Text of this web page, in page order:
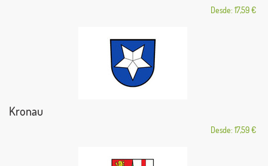
Desde: 17,59 €
Kronau
Desde: 17,59 €